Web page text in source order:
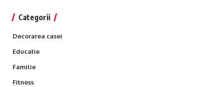
Categorii
Decorarea casei
Educatie
Familie
Fitness